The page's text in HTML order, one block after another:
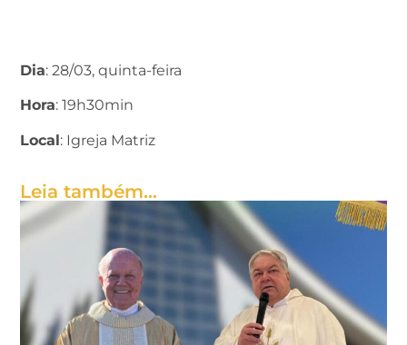
Dia: 28/03, quinta-feira
Hora: 19h30min
Local: Igreja Matriz
Leia também...